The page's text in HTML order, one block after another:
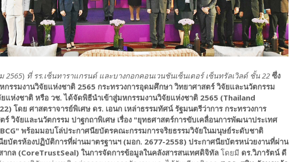
2565) ที่ รร.เซ็นทาราแกรนด์ และบางกอกคอนเวนชันเซ็นเตอร์ เซ็นทรัลเวิลด์ ชั้น 22 ซึ่ง
กรรมงานวิจัยแห่งชาติ 2565 กระทรวงการอุดมศึกษา วิทยาศาสตร์ วิจัยและนวัตกรรม
แห่งชาติ หรือ วช. ได้จัดพิธีนำเข้าสู่มหกรรมงานวิจัยแห่งชาติ 2565 (Thailand
โดย ศาสตราจารย์พิเศษ ดร. เอนก เหล่าธรรมทัศน์ รัฐมนตรีว่าการ กระทรวงการ
ร์ วิจัยและนวัตกรรม ปาฐกถาพิเศษ เรื่อง "ยุทธศาสตร์การขับเคลื่อนการพัฒนาประเทศ
BCG" พร้อมมอบโล่ประกาศนียบัตรคณะกรรมการจริยธรรมวิจัยในมนุษย์ระดับชาติ
ยบัตรห้องปฏิบัติการที่ผ่านมาตรฐานฯ (มอก. 2677-2558) ประกาศนียบัตรหน่วยงานที่ผ่าน
ากล (CoreTrustSeal) ในการจัดการข้อมูลในคลังสารสนเทศดิจิทัล โดยมี ดร.วิภารัตน์ ดี